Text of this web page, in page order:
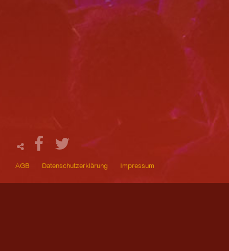
AGB Datenschutzerklärung Impressum